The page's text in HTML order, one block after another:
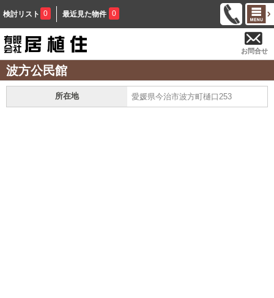
検討リスト 0 最近見た物件 0
お問合せ
波方公民館
所在地 愛媛県今治市波方町樋口253